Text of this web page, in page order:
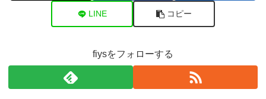
LINE コピー
fiysをフォローする